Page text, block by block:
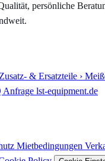
persönliche
Zusatz- & Ersatzteile ›
Anfrage lst-equipment.de
Mietbedingungen